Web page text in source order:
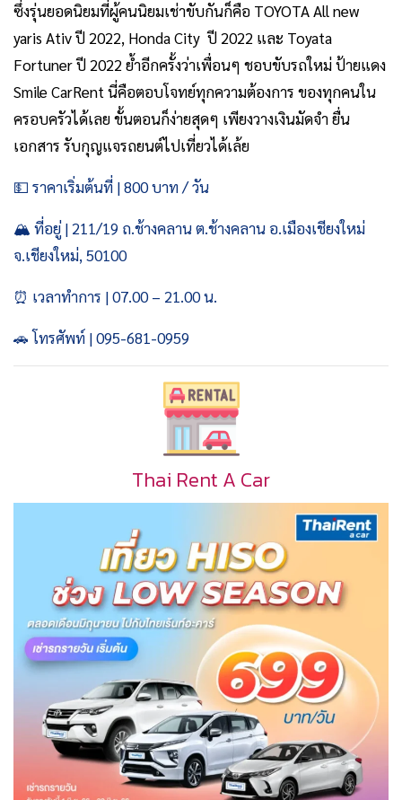
ซึ่งรุ่นยอดนิยมที่ผู้คนนิยมเช่าขับกันก็คือ TOYOTA All new
yaris Ativ ปี 2022, Honda City ปี 2022 และ Toyata
Fortuner ปี 2022 ย้ำอีกครั้งว่าเพื่อนๆ ชอบขับรถใหม่ ป้ายแดง
Smile CarRent นี่คือตอบโจทย์ทุกความต้องการ ของทุกคนใน
ครอบครัวได้เลย ขั้นตอนก็ง่ายสุดๆ เพียงวางเงินมัดจำ ยื่น
เอกสาร รับกุญแจรถยนต์ไปเที่ยวได้เล้ย
💵 ราคาเริ่มต้นที่ | 800 บาท / วัน
🏔️ ที่อยู่ | 211/19 ถ.ช้างคลาน ต.ช้างคลาน อ.เมืองเชียงใหม่
จ.เชียงใหม่, 50100
⏰ เวลาทำการ | 07.00 – 21.00 น.
🚗 โทรศัพท์ | 095-681-0959
Thai Rent A Car